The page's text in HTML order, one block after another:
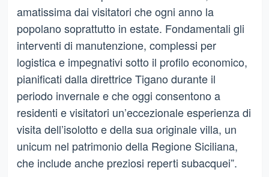
amatissima dai visitatori che ogni anno la
popolano soprattutto in estate. Fondamentali gli
interventi di manutenzione, complessi per
logistica e impegnativi sotto il profilo economico,
pianificati dalla direttrice Tigano durante il
periodo invernale e che oggi consentono a
residenti e visitatori un’eccezionale esperienza di
visita dell’isolotto e della sua originale villa, un
unicum nel patrimonio della Regione Siciliana,
che include anche preziosi reperti subacquei”.